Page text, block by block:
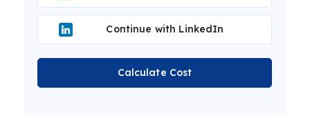
Continue with LinkedIn
Calculate Cost